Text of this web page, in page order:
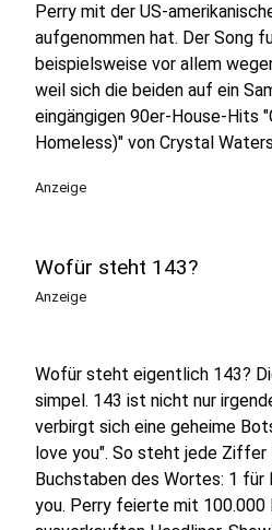
Perry mit der US-
aufgenommen hat. Der Song
beispielsweise vor allem
weil sich die beiden auf ein
eingängigen 90er-House-Hits
Homeless)" von Crystal
Anzeige
Wofür steht 143?
Anzeige
Wofür steht eigentlich 143?
simpel. 143 ist nicht nur
verbirgt sich eine geheime
love you". So steht jede Ziffer
Buchstaben des Wortes: 1 für
you. Perry feierte mit 100.000